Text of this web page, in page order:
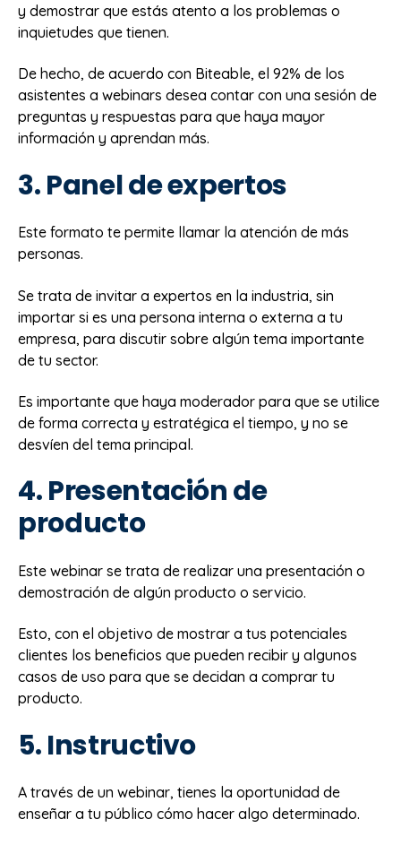
y demostrar que estás atento a los problemas o
inquietudes que tienen.
De hecho, de acuerdo con Biteable, el 92% de los
asistentes a webinars desea contar con una sesión de
preguntas y respuestas para que haya mayor
información y aprendan más.
3. Panel de expertos
Este formato te permite llamar la atención de más
personas.
Se trata de invitar a expertos en la industria, sin
importar si es una persona interna o externa a tu
empresa, para discutir sobre algún tema importante
de tu sector.
Es importante que haya moderador para que se utilice
de forma correcta y estratégica el tiempo, y no se
desvíen del tema principal.
4. Presentación de
producto
Este webinar se trata de realizar una presentación o
demostración de algún producto o servicio.
Esto, con el objetivo de mostrar a tus potenciales
clientes los beneficios que pueden recibir y algunos
casos de uso para que se decidan a comprar tu
producto.
5. Instructivo
A través de un webinar, tienes la oportunidad de
enseñar a tu público cómo hacer algo determinado.